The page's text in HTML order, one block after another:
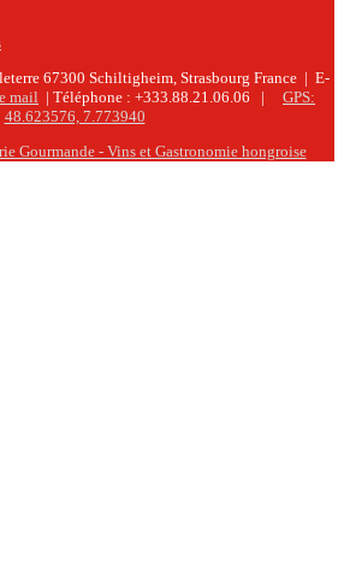
67300 Schiltigheim, Strasbourg France | E-
mail | Téléphone : +333.88.21.06.06 | GPS:
48.623576, 7.773940
Gourmande - Vins et Gastronomie hongroise